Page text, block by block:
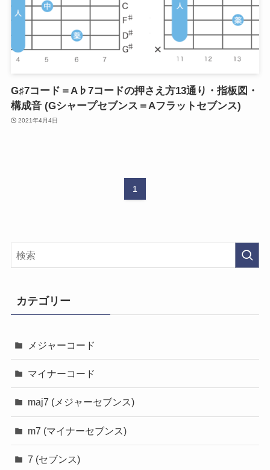
G♯7コード＝A♭7コードの押さえ方13通り・指板図・
構成音 (Gシャープセブンス＝Aフラットセブンス)
2021年4月4日
1
カテゴリー
メジャーコード
マイナーコード
maj7 (メジャーセブンス)
m7 (マイナーセブンス)
7 (セブンス)